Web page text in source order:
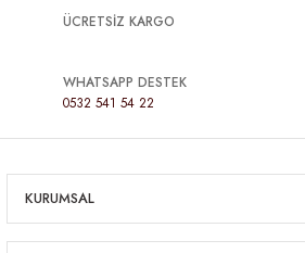
ÜCRETSİZ KARGO
WHATSAPP DESTEK
0532 541 54 22
KURUMSAL